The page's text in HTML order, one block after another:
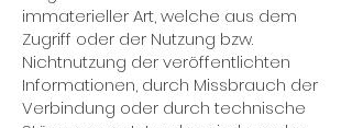
immaterieller Art, welche aus dem
Zugriff oder der Nutzung bzw.
Nichtnutzung der veröffentlichten
Informationen, durch Missbrauch der
Verbindung oder durch technische